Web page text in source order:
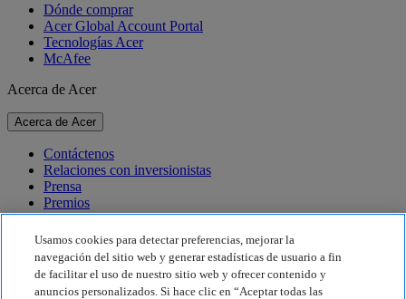
Dónde comprar
Acer Global Account Portal
Tecnologías Acer
McAfee
Acerca de Acer
Acerca de Acer
Contáctenos
Relaciones con inversionistas
Prensa
Premios
Eventos
Sostenibilidad
Sostenibilidad
Usamos cookies para detectar preferencias, mejorar la
navegación del sitio web y generar estadísticas de usuario a fin
de facilitar el uso de nuestro sitio web y ofrecer contenido y
anuncios personalizados. Si hace clic en “Aceptar todas las